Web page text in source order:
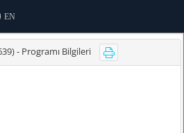
EN